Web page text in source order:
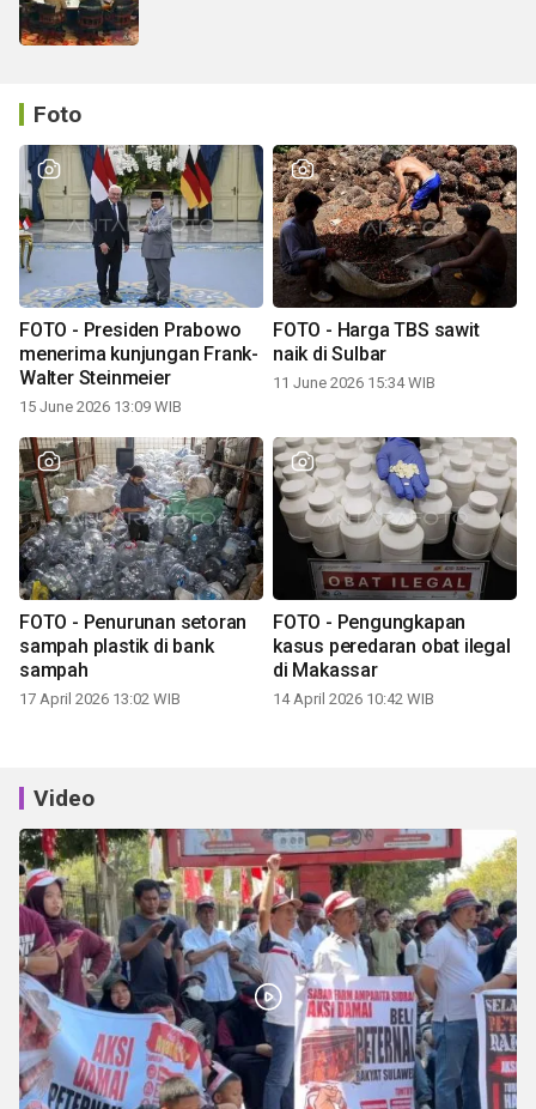
Foto
FOTO - Presiden Prabowo
menerima kunjungan Frank-
Walter Steinmeier
15 June 2026 13:09 WIB
FOTO - Harga TBS sawit
naik di Sulbar
11 June 2026 15:34 WIB
FOTO - Penurunan setoran
sampah plastik di bank
sampah
17 April 2026 13:02 WIB
FOTO - Pengungkapan
kasus peredaran obat ilegal
di Makassar
14 April 2026 10:42 WIB
Video